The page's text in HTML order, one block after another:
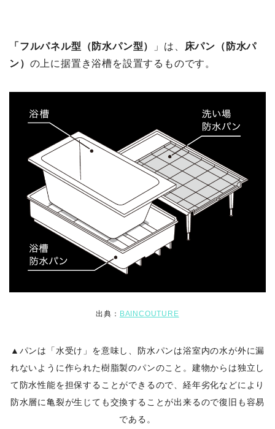
「フルパネル型（防水パン型） 」は、
床パン（防水パ
ン） の上に据置き浴槽を設置するものです。
出典： BAINCOUTURE
▲パンは「水受け」を意味し、防水パンは浴室内の水が外に漏
れないように作られた樹脂製のパンのこと。建物からは独立し
て防水性能を担保することができるので、経年劣化などにより
防水層に亀裂が生じても交換することが出来るので復旧も容易
である。